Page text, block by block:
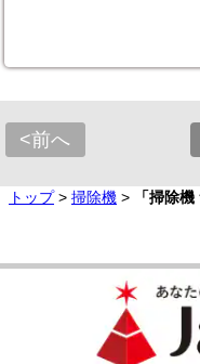
<前へ
トップ> 掃除機 > 「掃除